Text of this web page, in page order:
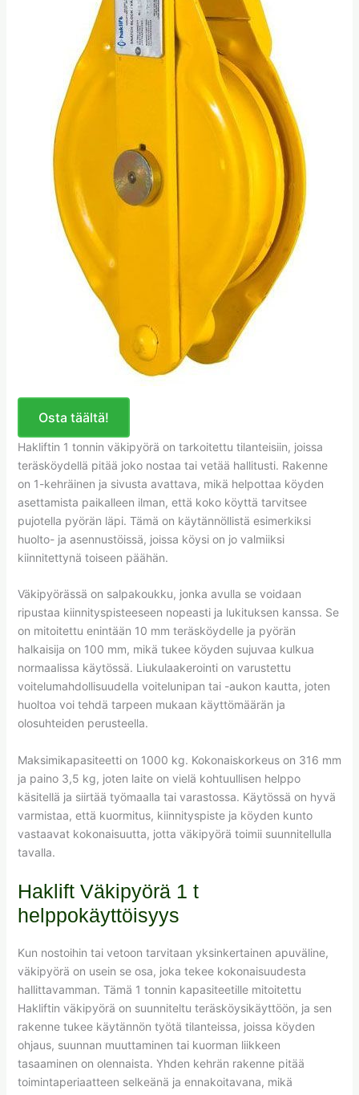
Osta täältä!
Hakliftin 1 tonnin väkipyörä on tarkoitettu tilanteisiin, joissa
teräsköydellä pitää joko nostaa tai vetää hallitusti. Rakenne
on 1-kehräinen ja sivusta avattava, mikä helpottaa köyden
asettamista paikalleen ilman, että koko köyttä tarvitsee
pujotella pyörän läpi. Tämä on käytännöllistä esimerkiksi
huolto- ja asennustöissä, joissa köysi on jo valmiiksi
kiinnitettynä toiseen päähän.
Väkipyörässä on salpakoukku, jonka avulla se voidaan
ripustaa kiinnityspisteeseen nopeasti ja lukituksen kanssa. Se
on mitoitettu enintään 10 mm teräsköydelle ja pyörän
halkaisija on 100 mm, mikä tukee köyden sujuvaa kulkua
normaalissa käytössä. Liukulaakerointi on varustettu
voitelumahdollisuudella voitelunipan tai -aukon kautta, joten
huoltoa voi tehdä tarpeen mukaan käyttömäärän ja
olosuhteiden perusteella.
Maksimikapasiteetti on 1000 kg. Kokonaiskorkeus on 316 mm
ja paino 3,5 kg, joten laite on vielä kohtuullisen helppo
käsitellä ja siirtää työmaalla tai varastossa. Käytössä on hyvä
varmistaa, että kuormitus, kiinnityspiste ja köyden kunto
vastaavat kokonaisuutta, jotta väkipyörä toimii suunnitellulla
tavalla.
Haklift Väkipyörä 1 t
helppokäyttöisyys
Kun nostoihin tai vetoon tarvitaan yksinkertainen apuväline,
väkipyörä on usein se osa, joka tekee kokonaisuudesta
hallittavamman. Tämä 1 tonnin kapasiteetille mitoitettu
Hakliftin väkipyörä on suunniteltu teräsköysikäyttöön, ja sen
rakenne tukee käytännön työtä tilanteissa, joissa köyden
ohjaus, suunnan muuttaminen tai kuorman liikkeen
tasaaminen on olennaista. Yhden kehrän rakenne pitää
toimintaperiaatteen selkeänä ja ennakoitavana, mikä